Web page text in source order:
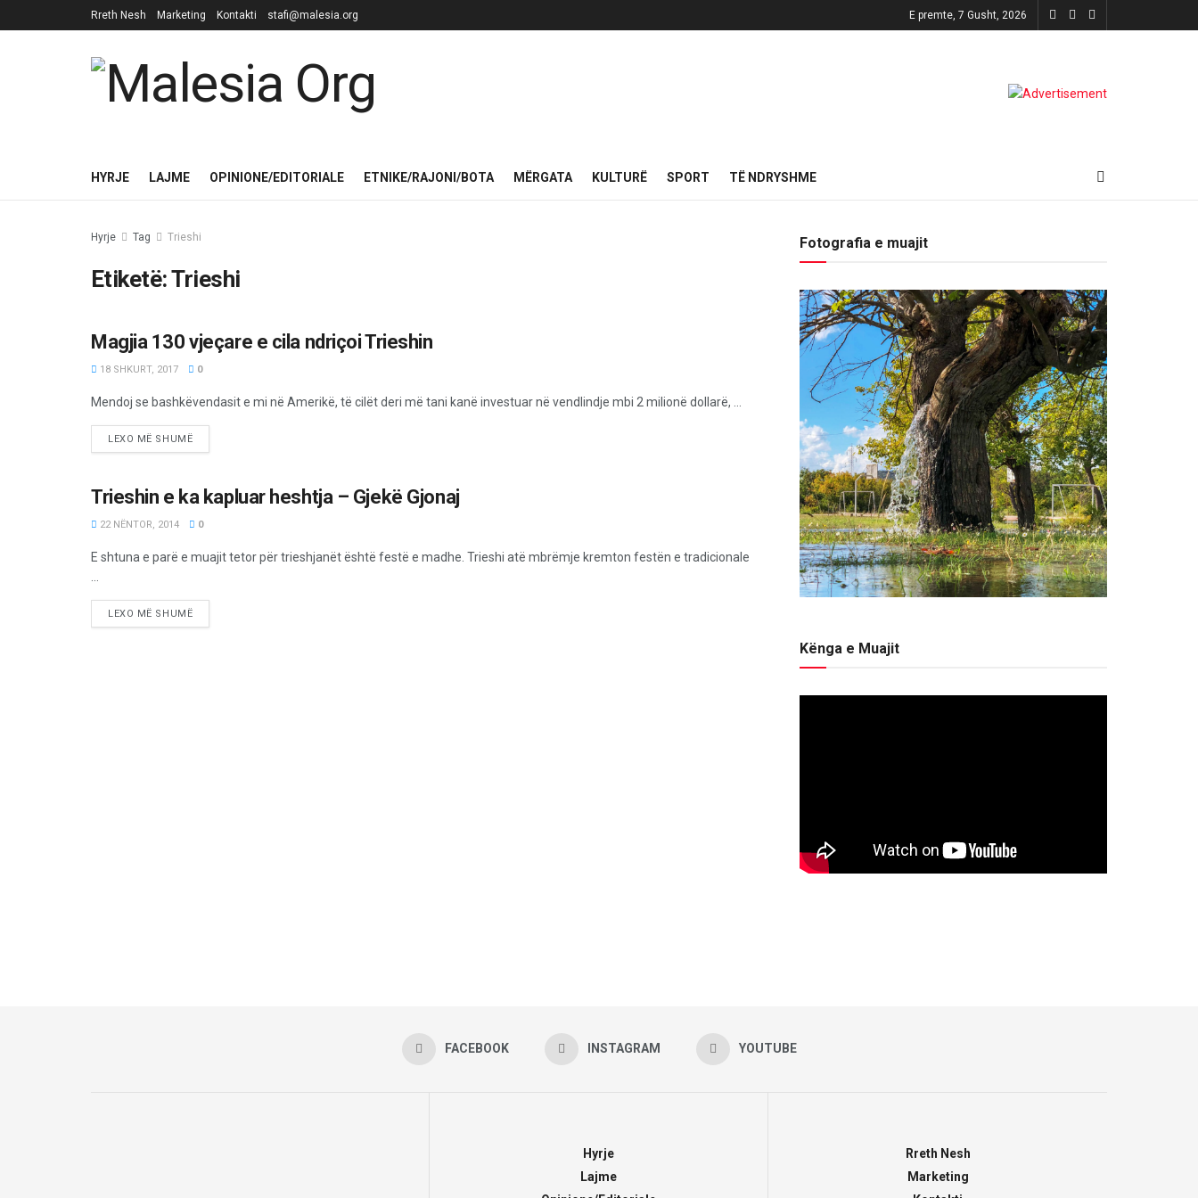
Rreth Nesh Marketing Kontakti stafi@malesia.org E premte, 7 Gusht, 2026
HYRJE LAJME OPINIONE/EDITORIALE ETNIKE/RAJONI/BOTA MËRGATA KULTURË SPORT TË NDRYSHME
Hyrje Tag Trieshi
Etiketë:Trieshi
OPINIONE/EDITORIALE
Magjia 130 vjeçare e cila ndriçoi Trieshin
18 SHKURT, 2017 0
Mendoj se bashkëvendasit e mi në Amerikë, të cilët deri më tani kanë investuar në vendlindje mbi 2 milionë dollarë, ...
LEXO MË SHUMË
OPINIONE/EDITORIALE
Trieshin e ka kapluar heshtja – Gjekë Gjonaj
22 NËNTOR, 2014 0
E shtuna e parë e muajit tetor për trieshjanët është festë e madhe. Trieshi atë mbrëmje kremton festën e tradicionale
LEXO MË SHUMË
Fotografia e muajit
Kënga e Muajit
FACEBOOK INSTAGRAM YOUTUBE
Hyrje
Lajme
Rreth Nesh
Marketing